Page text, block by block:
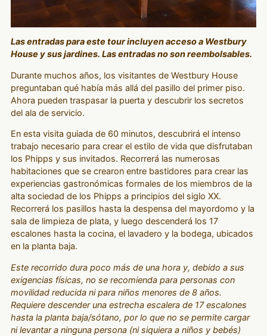
Las entradas para este tour incluyen acceso a Westbury
House y sus jardines. Las entradas no son reembolsables.
Durante muchos años, los visitantes de Westbury House
preguntaban qué había más allá del pasillo del primer piso.
Ahora pueden traspasar la puerta y descubrir los secretos
del ala de servicio.
En esta visita guiada de 60 minutos, descubrirá el intenso
trabajo necesario para crear el estilo de vida que disfrutaban
los Phipps y sus invitados. Recorrerá las numerosas
habitaciones que se crearon entre bastidores para crear las
experiencias gastronómicas formales de los miembros de la
alta sociedad de los Phipps a principios del siglo XX.
Recorrerá los pasillos hasta la despensa del mayordomo y la
sala de limpieza de plata, y luego descenderá los 17
escalones hasta la cocina, el lavadero y la bodega, ubicados
en la planta baja.
Este recorrido dura poco más de una hora y, debido a sus
exigencias físicas, no se recomienda para personas con
movilidad reducida ni para niños menores de 8 años.
Requiere descender una estrecha escalera de 17 escalones
hasta la planta baja/sótano, por lo que no se permite cargar
ni levantar a ninguna persona (ni siquiera a niños y bebés)